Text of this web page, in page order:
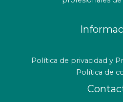
Política de privacidad y
Política de